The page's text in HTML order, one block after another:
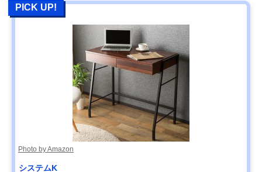
PICK UP!
Photo by Amazon
システムK